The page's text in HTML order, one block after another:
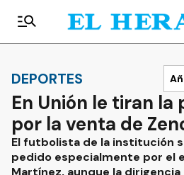
DEPORTES
En Unión le tiran la
por la venta de
El futbolista de la institución
pedido especialmente por el
Martínez, aunque la